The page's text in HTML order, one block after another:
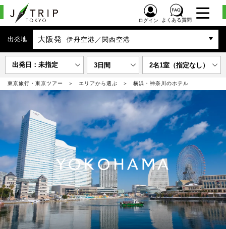
ログイン よくある質問
出発地 大阪発 伊丹空港／関西空港
出発日：未指定 3日間 2名1室（指定なし）
東京旅行・東京ツアー エリアから選ぶ 横浜・神奈川のホテル
YOKOHAMA